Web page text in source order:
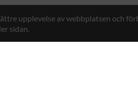
upplevelse av webbplatsen och
sidan.